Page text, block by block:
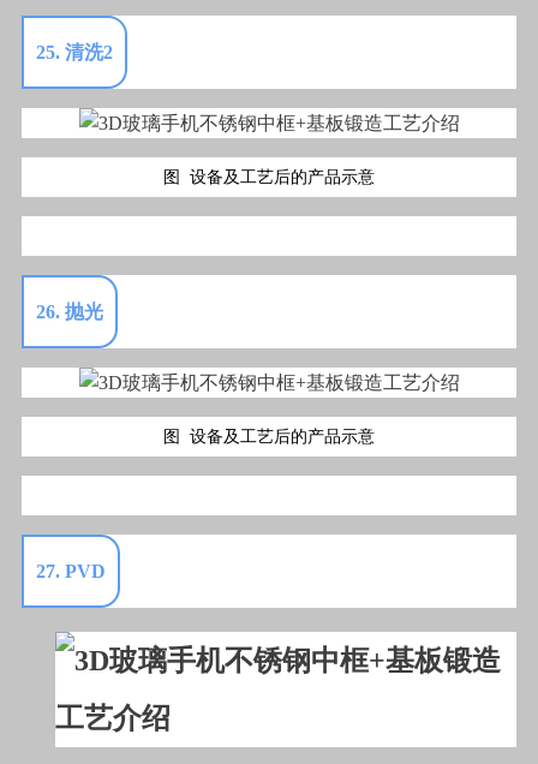
25. 清洗2
图 设备及工艺后的产品示意
26. 抛光
图 设备及工艺后的产品示意
27. PVD